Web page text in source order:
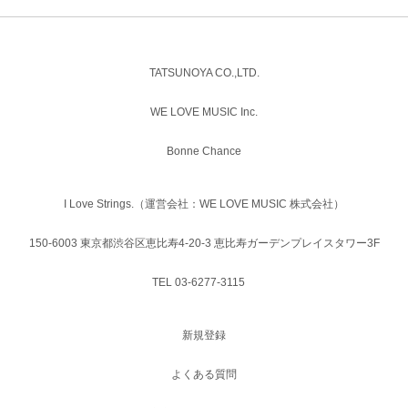
TATSUNOYA CO.,LTD.
WE LOVE MUSIC Inc.
Bonne Chance
I Love Strings.（運営会社：WE LOVE MUSIC 株式会社）
150-6003 東京都渋谷区恵比寿4-20-3 恵比寿ガーデンプレイスタワー3F
TEL 03-6277-3115
新規登録
よくある質問